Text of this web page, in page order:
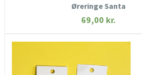
Øreringe Santa
69,00 kr.